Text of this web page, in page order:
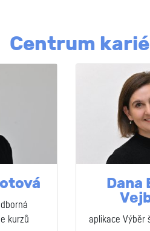
Centrum
kurzů
Dana
aplikace Výběr